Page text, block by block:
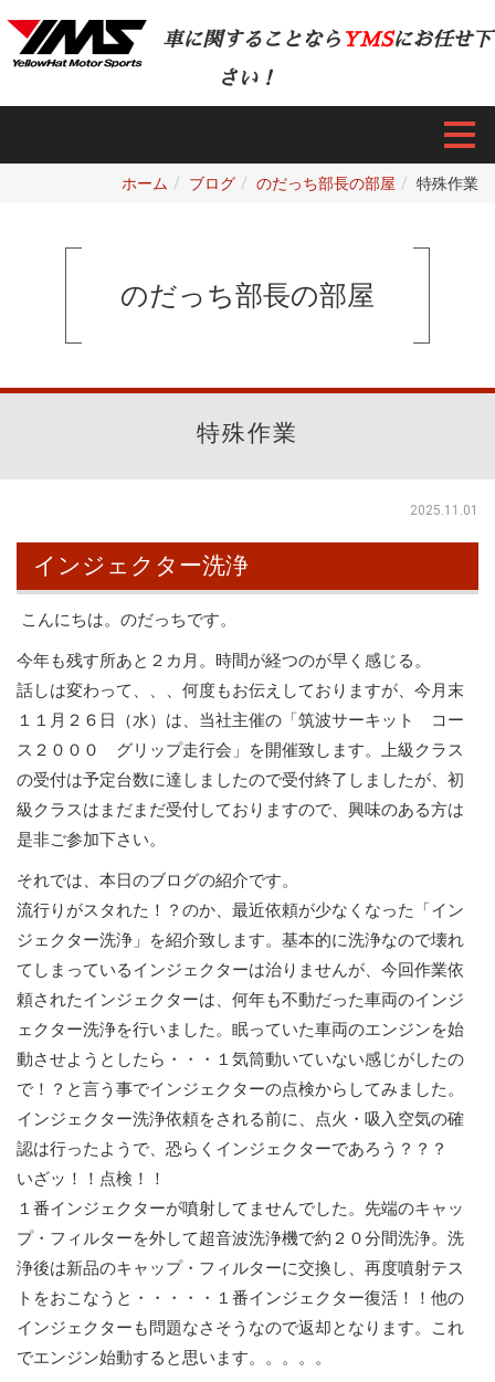
車に関することなら YMSにお任せ下
さい！
ホーム ブログ のだっち部長の部屋 特殊作業
のだっち部長の部屋
特殊作業
2025.11.01
インジェクター洗浄
こんにちは。のだっちです。
今年も残す所あと２カ月。時間が経つのが早く感じる。
話しは変わって、、、何度もお伝えしておりますが、今月末
１１月２６日（水）は、当社主催の「筑波サーキット コー
ス２０００ グリップ走行会」を開催致します。上級クラス
の受付は予定台数に達しましたので受付終了しましたが、初
級クラスはまだまだ受付しておりますので、興味のある方は
是非ご参加下さい。
それでは、本日のブログの紹介です。
流行りがスタれた！？のか、最近依頼が少なくなった「イン
ジェクター洗浄」を紹介致します。基本的に洗浄なので壊れ
てしまっているインジェクターは治りませんが、今回作業依
頼されたインジェクターは、何年も不動だった車両のインジ
ェクター洗浄を行いました。眠っていた車両のエンジンを始
動させようとしたら・・・１気筒動いていない感じがしたの
で！？と言う事でインジェクターの点検からしてみました。
インジェクター洗浄依頼をされる前に、点火・吸入空気の確
認は行ったようで、恐らくインジェクターであろう？？？
いざッ！！点検！！
１番インジェクターが噴射してませんでした。先端のキャッ
プ・フィルターを外して超音波洗浄機で約２０分間洗浄。洗
浄後は新品のキャップ・フィルターに交換し、再度噴射テス
トをおこなうと・・・・・１番インジェクター復活！！他の
インジェクターも問題なさそうなので返却となります。これ
でエンジン始動すると思います。。。。。